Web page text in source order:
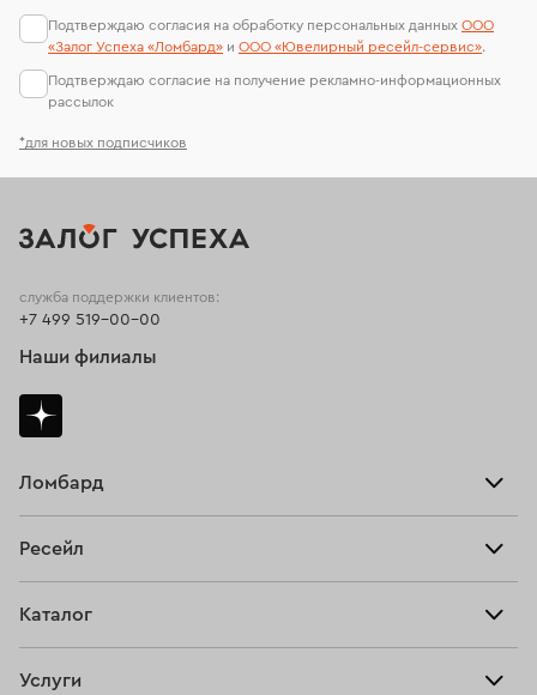
*для новых подписчиков
Подтверждаю согласия на обработку персональных данных ООО
«Залог Успеха «Ломбард» и ООО «Ювелирный ресейл-сервиc».
Подтверждаю согласие на получение рекламно-информационных
рассылок
Ломбард
Тарифы
Ресейл
Купить
Каталог
Услуги
служба поддержки клиентов:
+7 499 519-00-00
Наши филиалы